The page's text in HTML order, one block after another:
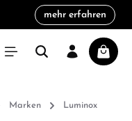
mehr erfahren
Marken Luminox